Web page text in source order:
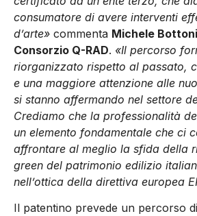
consumatore di avere interventi
d’arte» commenta Michele Bottoni
Consorzio Q-RAD. «Il percorso
riorganizzato rispetto al passato,
e una maggiore attenzione alle
si stanno affermando nel settore
Crediamo che la professionalità
un elemento fondamentale che ci
affrontare al meglio la sfida della
green del patrimonio edilizio
nell’ottica della direttiva europea
Il patentino prevede un percorso